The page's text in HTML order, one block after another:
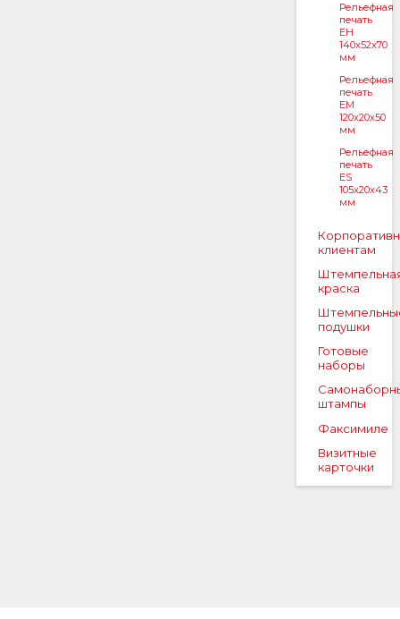
Рельефная
печать
EH
140x52x70
мм
Рельефная
печать
EM
120x20x50
мм
Рельефная
печать
ES
105x20x43
мм
клиентам
краска
подушки
Готовые
наборы
штампы
Факсимиле
Визитные
карточки